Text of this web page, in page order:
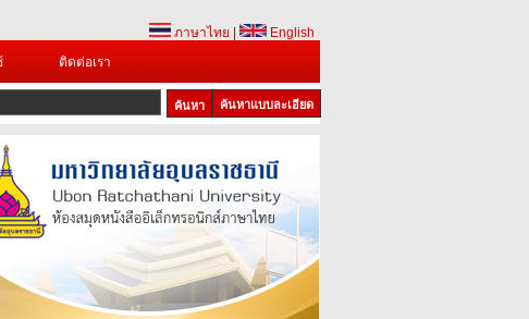
ภาษาไทย
English
ติดต่อเรา
ค้นหาแบบละเอียด